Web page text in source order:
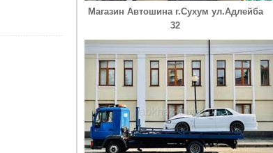
Магазин Автошина г.Сухум ул.Адлейба
32